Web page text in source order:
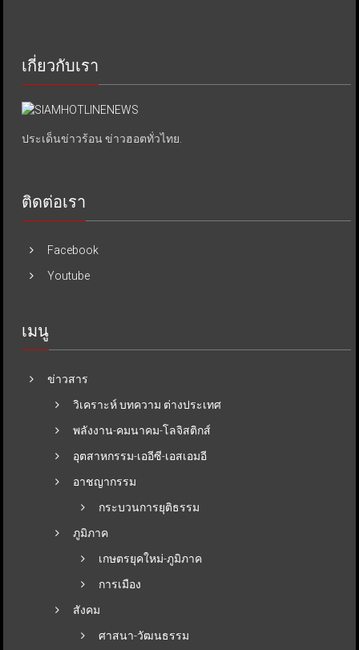
เกี่ยวกับเรา
ประเด็นข่าวร้อน ข่าวฮอตทั่วไทย.
ติดต่อเรา
Facebook
Youtube
เมนู
ข่าวสาร
วิเคราะห์ บทความ ต่างประเทศ
พลังงาน-คมนาคม-โลจิสติกส์
อุตสาหกรรม-เออีซี-เอสเอมอี
อาชญากรรม
กระบวนการยุติธรรม
ภูมิภาค
เกษตรยุคใหม่-ภูมิภาค
การเมือง
สังคม
ศาสนา-วัฒนธรรม